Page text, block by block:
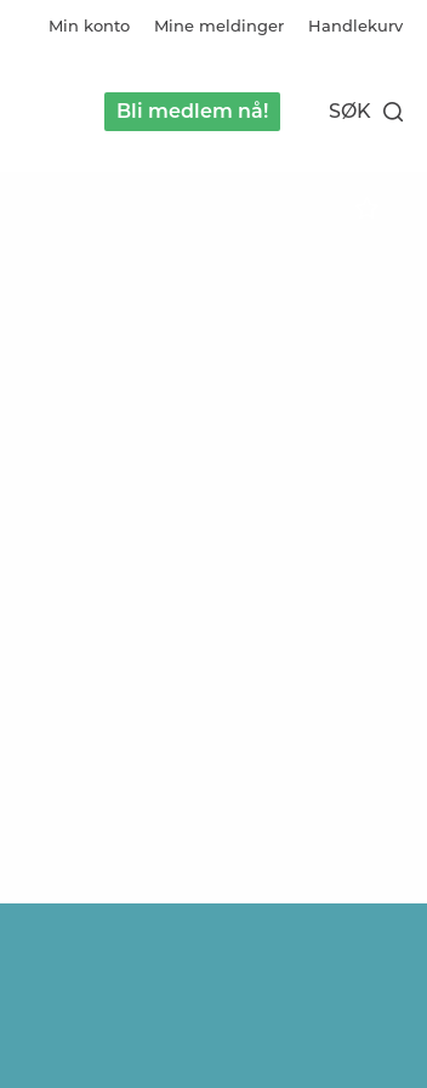
Min konto Mine meldinger Handlekurv
Bli medlem nå! SØK